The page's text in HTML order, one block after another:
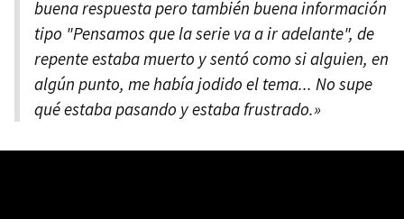
buena respuesta pero también buena información
tipo "Pensamos que la serie va a ir adelante", de
repente estaba muerto y sentó como si alguien, en
algún punto, me había jodido el tema... No supe
qué estaba pasando y estaba frustrado.»